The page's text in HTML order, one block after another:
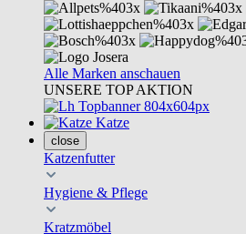
Alle Marken anschauen
UNSERE TOP AKTION
Katze
close
Katzenfutter
Hygiene & Pflege
Kratzmöbel